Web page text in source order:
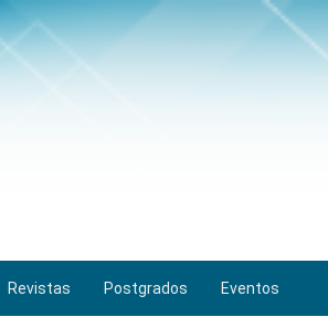
Revistas Postgrados Eventos